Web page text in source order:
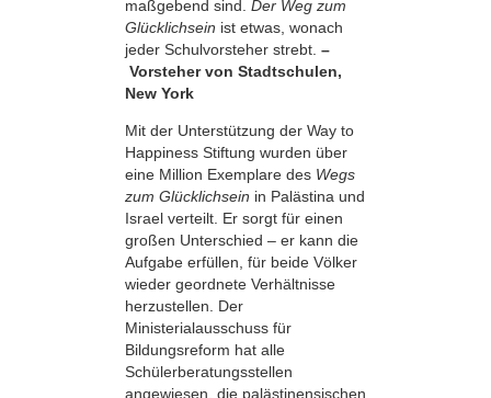
maßgebend sind. Der Weg zum
Glücklichsein ist etwas, wonach
jeder Schulvorsteher strebt. –
Vorsteher von Stadtschulen,
New York
Mit der Unterstützung der Way to
Happiness Stiftung wurden über
eine Million Exemplare des Wegs
zum Glücklichsein in Palästina und
Israel verteilt. Er sorgt für einen
großen Unterschied – er kann die
Aufgabe erfüllen, für beide Völker
wieder geordnete Verhältnisse
herzustellen. Der
Ministerialausschuss für
Bildungsreform hat alle
Schülerberatungsstellen
angewiesen, die palästinensischen